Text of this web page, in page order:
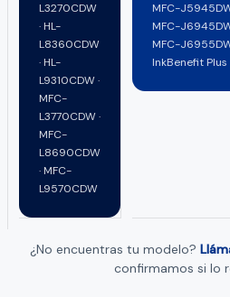
L3270CDW
· HL-
L8360CDW
· HL-
L9310CDW ·
MFC-
L3770CDW ·
MFC-
L8690CDW
· MFC-
L9570CDW
MFC-
MFC-
MFC-
InkBenefit Plus
¿No encuentras tu modelo?
confirmamos si lo